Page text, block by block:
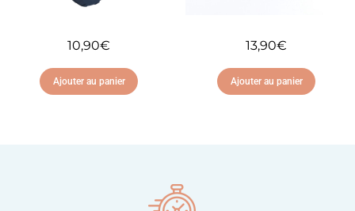
10,90€
Ajouter au panier
13,90€
Ajouter au panier